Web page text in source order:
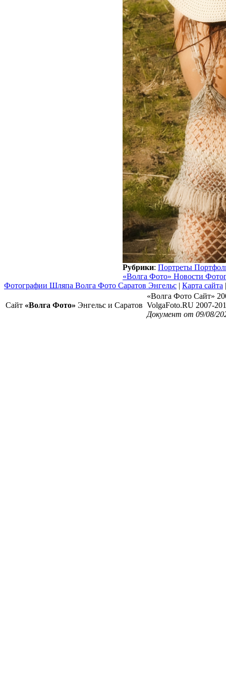
Рубрики: Портреты
«Волга Фото» Новости
Фотографии Шляпа Волга Фото Саратов Энгельс | Карта сайта
Сайт «Волга Фото» Энгельс и Саратов
«Волга Фото Сайт»
VolgaFoto.RU 2007-
Документ от 09/08/